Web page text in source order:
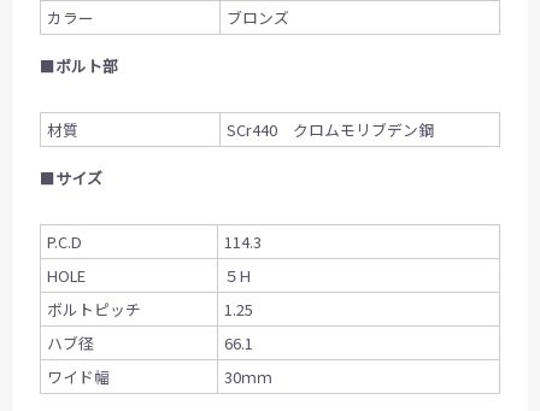
カラー
ブロンズ
■ボルト部
材質 SCr440 クロムモリブデン鋼
■サイズ
P.C.D
114.3
HOLE
５H
ボルトピッチ
1.25
ハブ径
66.1
ワイド幅
30ｍｍ